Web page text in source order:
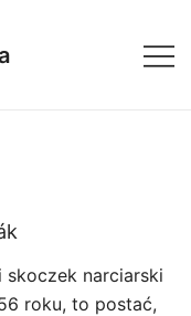
skoczek narciarski
roku, to postać,